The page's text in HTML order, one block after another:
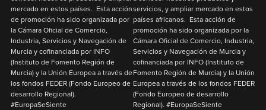
mercado en estos países. Esta acción
de promoción ha sido organizada por
la Cámara Oficial de Comercio,
Industria, Servicios y Navegación de
Murcia y cofinanciada por INFO
(Instituto de Fomento Región de
Murcia) y la Unión Europeaa través de
los fondos FEDER(Fondo Europeo de
desarrollo Regional).
#EuropaSeSiente
servicios, y ampliar mercado en estos
países africanos. Esta acción de
promoción ha sido organizada por la
Cámara Oficial de Comercio, Industria,
Servicios y Navegación de Murcia y
cofinanciada por INFO(Instituto de
Fomento Región de Murcia) y la Unión
Europeaa través de los fondos FEDER
(Fondo Europeo de desarrollo
Regional). #EuropaSeSiente